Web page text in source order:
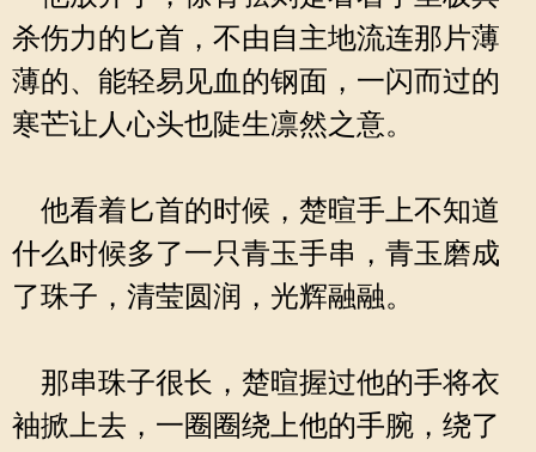
杀伤力的匕首，不由自主地流连那片薄
薄的、能轻易见血的钢面，一闪而过的
寒芒让人心头也陡生凛然之意。
他看着匕首的时候，楚暄手上不知道
什么时候多了一只青玉手串，青玉磨成
了珠子，清莹圆润，光辉融融。
那串珠子很长，楚暄握过他的手将衣
袖掀上去，一圈圈绕上他的手腕，绕了